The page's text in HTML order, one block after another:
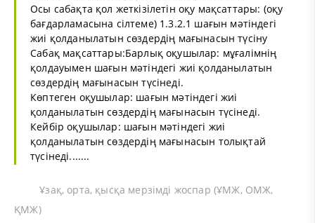
Осы сабақта қол жеткізілетін оқу мақсаттары: (оқу
бағдарламасына сілтеме) 1.3.2.1 шағын мәтіндегі
жиі қолданылатын сөздердің мағынасын түсіну
Сабақ мақсаттары:Барлық оқушылар: мұғалімнің
қолдауымен шағын мәтіндегі жиі қолданылатын
сөздердің мағынасын түсінеді.
Көптеген оқушылар: шағын мәтіндегі жиі
қолданылатын сөздердің мағынасын түсінеді.
Кейбір оқушылар: шағын мәтіндегі жиі
қолданылатын сөздердің мағынасын толықтай
түсінеді.......
Ұзақ, орта, қысқа мерзімді жоспар (ҰМЖ, ОМЖ,
ҚМЖ)